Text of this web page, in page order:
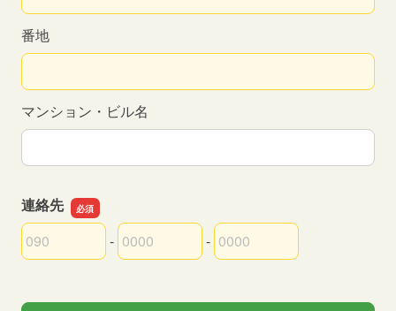
番地
マンション・ビル名
連絡先
連絡先の市外局番
-
連絡先の市内局番 -
連絡先の加入者番号